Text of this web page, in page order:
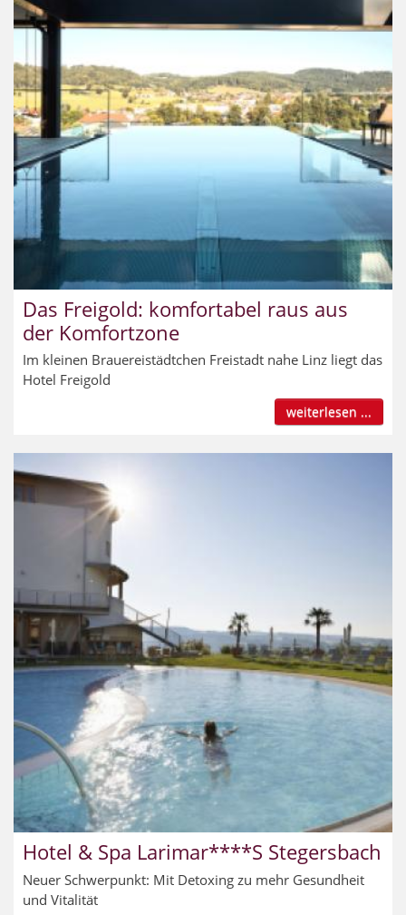
Das Freigold: komfortabel raus aus
der Komfortzone
Im kleinen Brauereistädtchen Freistadt nahe Linz liegt das
Hotel Freigold
weiterlesen ...
Hotel & Spa Larimar****S Stegersbach
Neuer Schwerpunkt: Mit Detoxing zu mehr Gesundheit
und Vitalität